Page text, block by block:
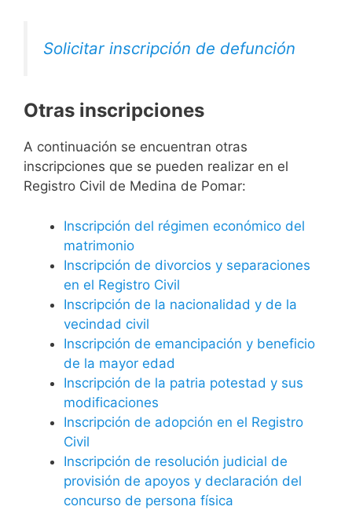
Solicitar inscripción de defunción
Otras inscripciones
A continuación se encuentran otras
inscripciones que se pueden realizar en el
Registro Civil de Medina de Pomar:
Inscripción del régimen económico del
matrimonio
Inscripción de divorcios y separaciones
en el Registro Civil
Inscripción de la nacionalidad y de la
vecindad civil
Inscripción de emancipación y beneficio
de la mayor edad
Inscripción de la patria potestad y sus
modificaciones
Inscripción de adopción en el Registro
Civil
Inscripción de resolución judicial de
provisión de apoyos y declaración del
concurso de persona física